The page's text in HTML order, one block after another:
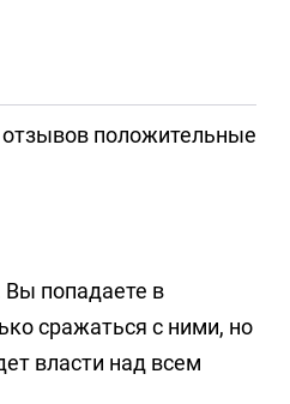
положительные
Вы попадаете в
сражаться с ними, но
власти над всем